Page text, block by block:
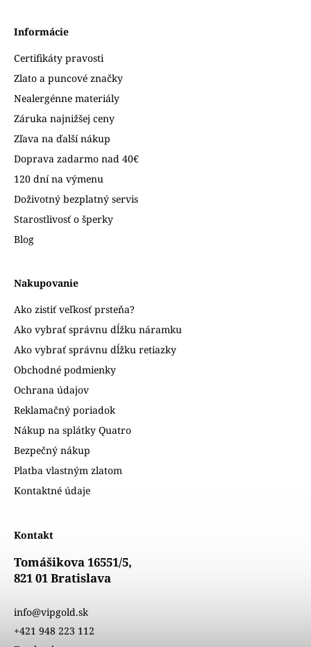
Informácie
Certifikáty pravosti
Zlato a puncové značky
Nealergénne materiály
Záruka najnižšej ceny
Zľava na ďalší nákup
Doprava zadarmo nad 40€
120 dní na výmenu
Doživotný bezplatný servis
Starostlivosť o šperky
Blog
Nakupovanie
Ako zistiť veľkosť prsteňa?
Ako vybrať správnu dĺžku náramku
Ako vybrať správnu dĺžku retiazky
Obchodné podmienky
Ochrana údajov
Reklamačný poriadok
Nákup na splátky Quatro
Bezpečný nákup
Platba vlastným zlatom
Kontaktné údaje
Kontakt
Tomášikova 16551/5,
821 01 Bratislava
info@vipgold.sk
+421 948 223 112